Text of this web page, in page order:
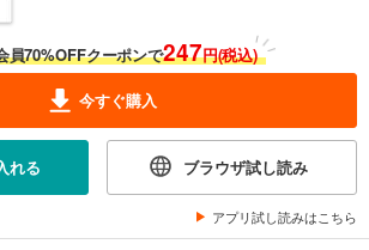
員70%OFFクーポンで247円(税込)
今すぐ購入
れる ブラウザ試し読み
アプリ試し読みはこちら